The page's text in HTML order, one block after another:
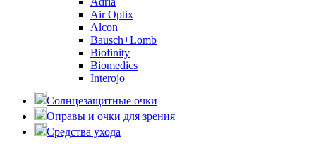
Air Optix
Alcon
Bausch+Lomb
Biofinity
Biomedics
Interojo
Солнцезащитные очки
Оправы и очки для зрения
Средства ухода